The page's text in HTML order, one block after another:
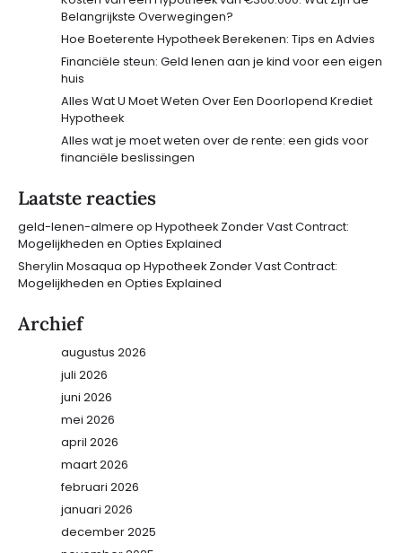
Belangrijkste Overwegingen?
Hoe Boeterente Hypotheek Berekenen: Tips en Advies
Financiële steun: Geld lenen aan je kind voor een eigen
huis
Alles Wat U Moet Weten Over Een Doorlopend Krediet
Hypotheek
Alles wat je moet weten over de rente: een gids voor
financiële beslissingen
Laatste reacties
geld-lenen-almere op Hypotheek Zonder Vast Contract:
Mogelijkheden en Opties Explained
Sherylin Mosaqua op Hypotheek Zonder Vast Contract:
Mogelijkheden en Opties Explained
Archief
augustus 2026
juli 2026
juni 2026
mei 2026
april 2026
maart 2026
februari 2026
januari 2026
december 2025